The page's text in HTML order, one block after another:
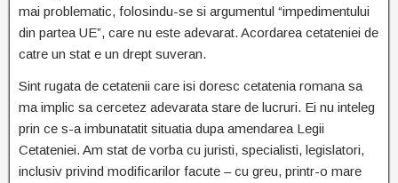
mai problematic, folosindu-se si argumentul “impedimentului
din partea UE”, care nu este adevarat. Acordarea cetateniei de
catre un stat e un drept suveran.
Sint rugata de cetatenii care isi doresc cetatenia romana sa
ma implic sa cercetez adevarata stare de lucruri. Ei nu inteleg
prin ce s-a imbunatatit situatia dupa amendarea Legii
Cetateniei. Am stat de vorba cu juristi, specialisti, legislatori,
inclusiv privind modificarilor facute – cu greu, printr-o mare